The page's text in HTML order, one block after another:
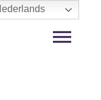
Menu